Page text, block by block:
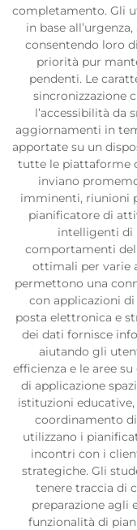
completamento. Gli
in base
consentendo loro
priorità pur
pendenti. Le
sincronizzazione
l’accessibilità da
aggiornamenti in
apportate su un
tutte le piattaforme
inviano
imminenti, riunioni
pianificatore di
intelligenti di
comportamenti
ottimali per varie
permettono una
con applicazioni
posta elettronica e
dei dati fornisce
aiutando gli
efficienza e le aree
di applicazione
istituzioni
coordinamento
utilizzano i
incontri con i
strategiche. Gli
tenere traccia di
preparazione agli
funzionalità di